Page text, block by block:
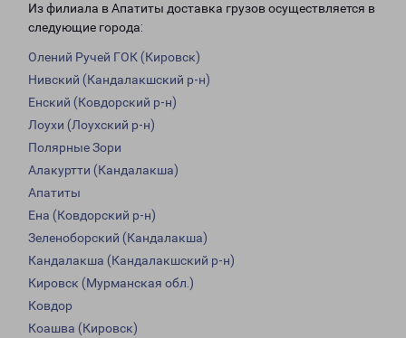
Из филиала в Апатиты доставка грузов осуществляется в
следующие города:
Олений Ручей ГОК (Кировск)
Нивский (Кандалакшский р-н)
Енский (Ковдорский р-н)
Лоухи (Лоухский р-н)
Полярные Зори
Алакуртти (Кандалакша)
Апатиты
Ена (Ковдорский р-н)
Зеленоборский (Кандалакша)
Кандалакша (Кандалакшский р-н)
Кировск (Мурманская обл.)
Ковдор
Коашва (Кировск)